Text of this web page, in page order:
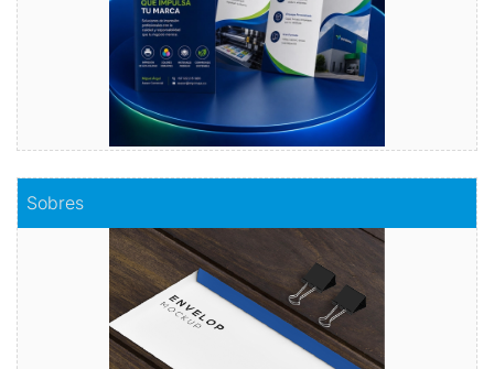
Sobres
Envuelve tu mensaje con sobres de calidad
Comprar
Comprar